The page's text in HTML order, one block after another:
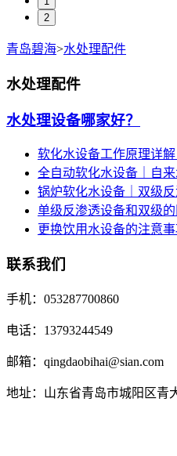
2
青岛碧海>水处理配件
水处理配件
水处理设备哪家好？
软化水设备工作原理详解
全自动软化水设备｜自
锅炉软化水设备｜双级
单级反渗透设备和双级的
更换饮用水设备的注意
联系我们
手机：053287700860
电话：13793244549
邮箱：qingdaobihai@sian.com
地址：山东省青岛市城阳区青